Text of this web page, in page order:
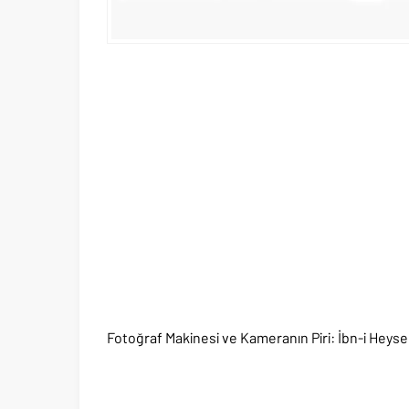
Fotoğraf Makinesi ve Kameranın Piri: İbn-i